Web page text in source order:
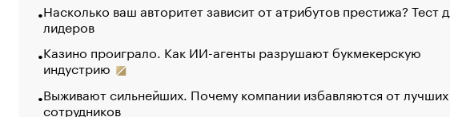
Насколько ваш авторитет зависит от атрибутов престижа? Тест
лидеров
Казино проиграло. Как ИИ-агенты разрушают букмекерскую
индустрию
Выживают сильнейших. Почему компании избавляются от лучших
сотрудников